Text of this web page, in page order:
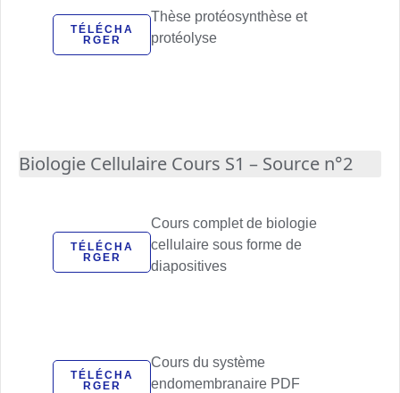
Thèse protéosynthèse et
protéolyse
TÉLÉCHA
RGER
Biologie Cellulaire Cours S1 – Source n°2
Cours complet de biologie
cellulaire sous forme de
diapositives
TÉLÉCHA
RGER
Cours du système
endomembranaire PDF
TÉLÉCHA
RGER